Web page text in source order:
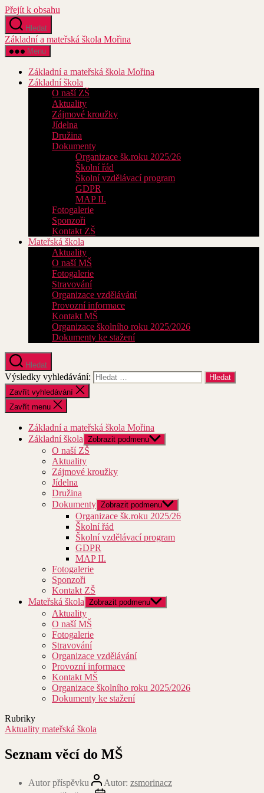
Přejít k obsahu
Hledat
Základní a mateřská škola Mořina
Menu
Základní a mateřská škola Mořina
Základní škola
O naší ZŠ
Aktuality
Zájmové kroužky
Jídelna
Družina
Dokumenty
Organizace šk.roku 2025/26
Školní řád
Školní vzdělávací program
GDPR
MAP II.
Fotogalerie
Sponzoři
Kontakt ZŠ
Mateřská škola
Aktuality
O naší MŠ
Fotogalerie
Stravování
Organizace vzdělávání
Provozní informace
Kontakt MŠ
Organizace školního roku 2025/2026
Dokumenty ke stažení
Hledat
Výsledky vyhledávání:
Zavřít vyhledávání
Zavřít menu
Základní a mateřská škola Mořina
Základní škola Zobrazit podmenu
O naší ZŠ
Aktuality
Zájmové kroužky
Jídelna
Družina
Dokumenty Zobrazit podmenu
Organizace šk.roku 2025/26
Školní řád
Školní vzdělávací program
GDPR
MAP II.
Fotogalerie
Sponzoři
Kontakt ZŠ
Mateřská škola Zobrazit podmenu
Aktuality
O naší MŠ
Fotogalerie
Stravování
Organizace vzdělávání
Provozní informace
Kontakt MŠ
Organizace školního roku 2025/2026
Dokumenty ke stažení
Rubriky
Aktuality mateřská škola
Seznam věcí do MŠ
Autor příspěvku Autor: zsmorinacz